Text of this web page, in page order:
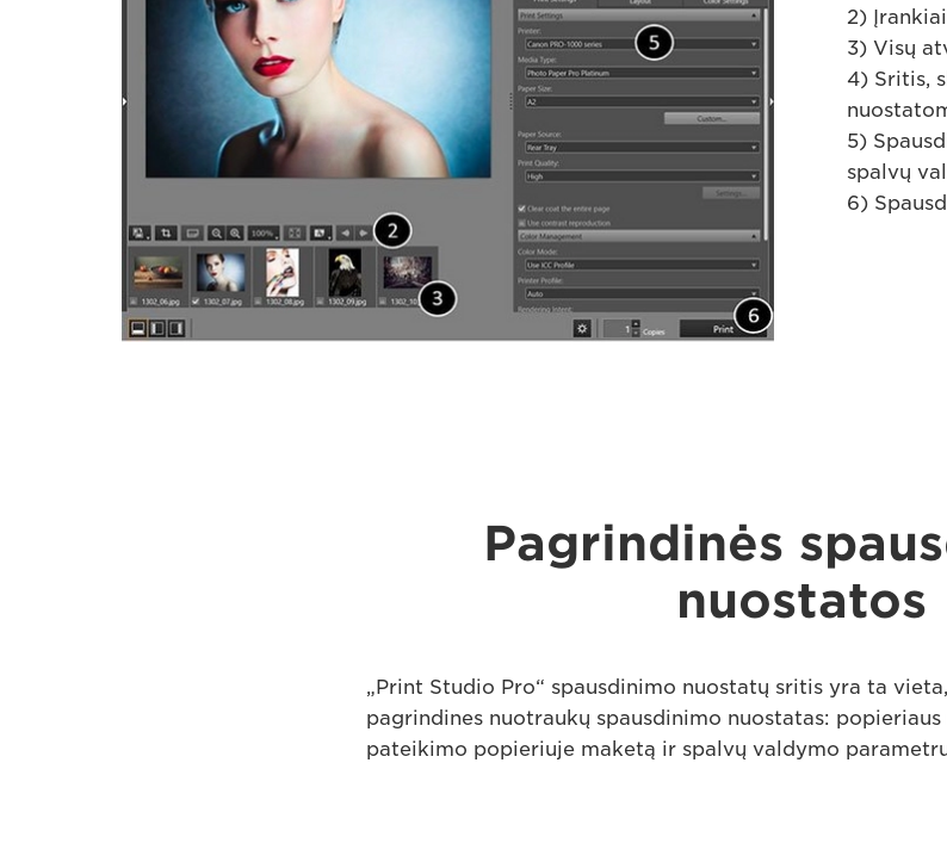
2)
3) Visų
4) Sritis,
5)
spalvų
6)
Pagrindinės
nuostatos
„Print Studio Pro“ spausdinimo nuostatų sritis yra ta
pagrindines nuotraukų spausdinimo nuostatas:
pateikimo popieriuje maketą ir spalvų valdymo